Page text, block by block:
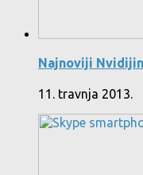
Najnoviji
11. travnja 2013.